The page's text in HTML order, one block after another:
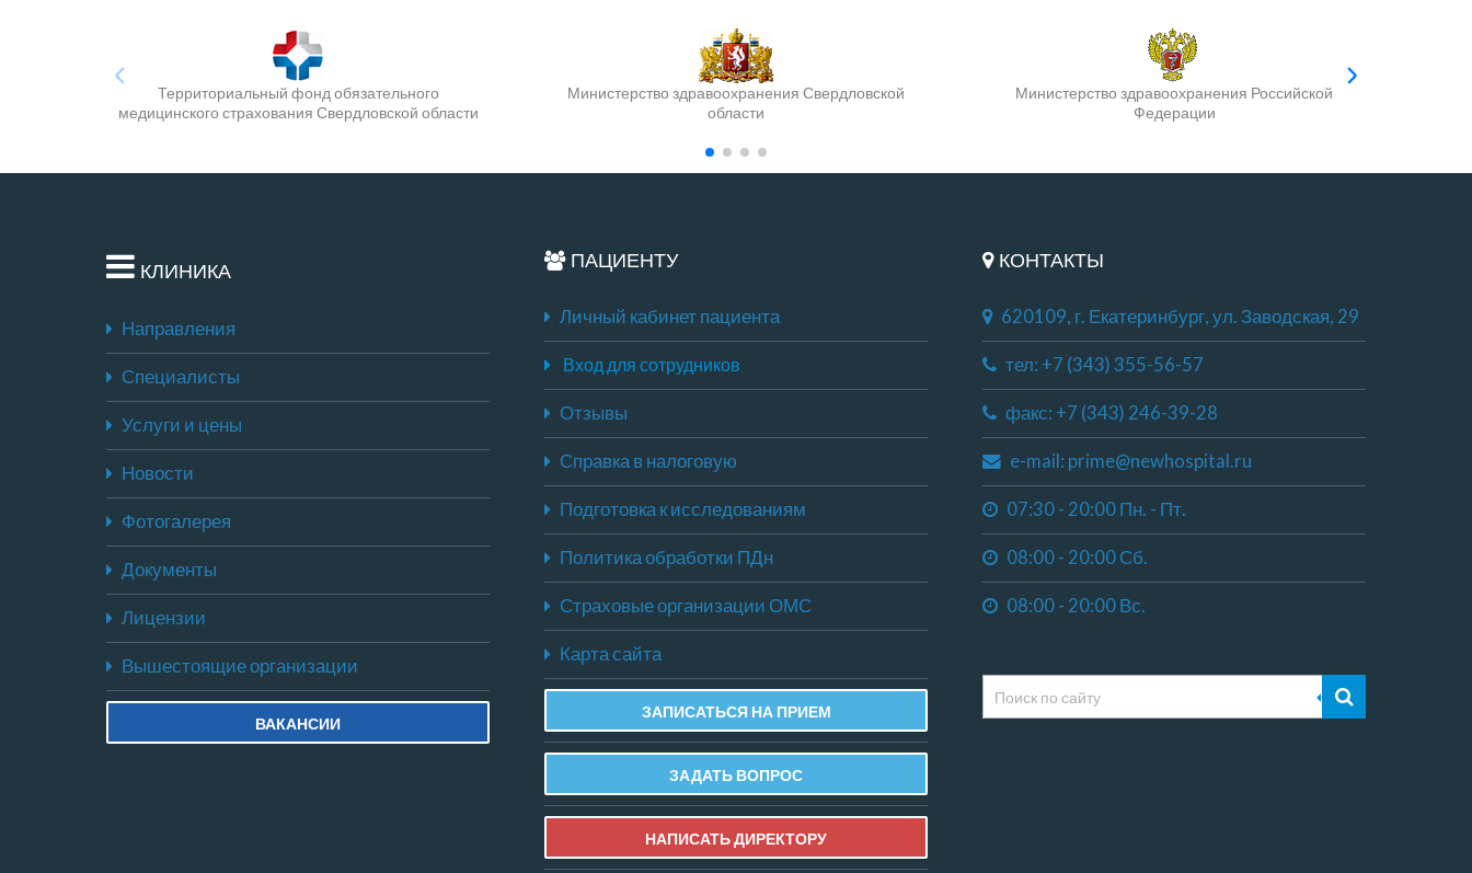
Территориальный фонд обязательного
медицинского страхования Свердловской области
Министерство здравоохранения Свердловской
области
Министерство здравоохранения Российской
Федерации
КЛИНИКА
Направления
Специалисты
Услуги и цены
Новости
Фотогалерея
Документы
Лицензии
Вышестоящие организации
ВАКАНСИИ
ПАЦИЕНТУ
Личный кабинет пациента
Вход для сотрудников
Отзывы
Справка в налоговую
Подготовка к исследованиям
Политика обработки ПДн
Страховые организации ОМС
Карта сайта
ЗАПИСАТЬСЯ НА ПРИЕМ
ЗАДАТЬ ВОПРОС
НАПИСАТЬ ДИРЕКТОРУ
КОНТАКТЫ
620109, г. Екатеринбург, ул. Заводская, 29
тел: +7 (343) 355-56-57
факс: +7 (343) 246-39-28
e-mail: prime@newhospital.ru
07:30 - 20:00 Пн. - Пт.
08:00 - 20:00 Сб.
08:00 - 20:00 Вс.